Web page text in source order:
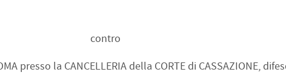
contro
presso la CANCELLERIA della CORTE di CASSAZIONE,